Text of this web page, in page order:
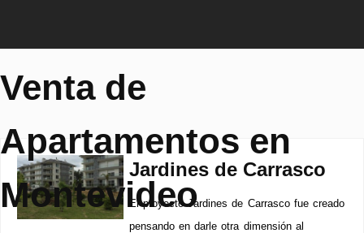
Venta de
Apartamentos en
Montevideo
Jardines de Carrasco
El proyecto Jardines de Carrasco fue creado
pensando en darle otra dimensión al